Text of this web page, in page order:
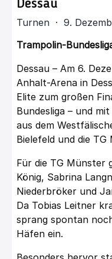
Dessau
Turnen · 9.
Trampolin-
Dessau – Am 6.
Anhalt-Arena in
Elite zum großen
Bundesliga – und
aus dem
Bielefeld und die TG
Für die TG Münster
König, Sabrina
Niederbröker und
Da Tobias Leitner
sprang spontan
Häfen ein.